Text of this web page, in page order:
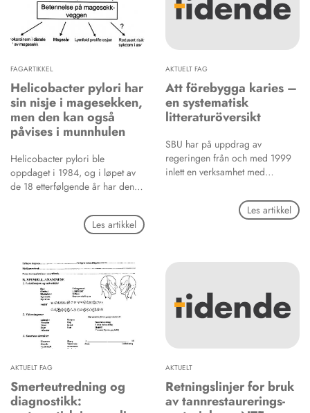
FAGARTIKKEL
Helicobacter pylori har
sin nisje i magesekken,
men den kan også
påvises i munnhulen
Helicobacter pylori ble
oppdaget i 1984, og i løpet av
de 18 etterfølgende år har denne
veien fra å ­være fullstendig
ukjent til å bli en mikrobiell
har H. pylori i magesekken, men
de aller fleste infiserte har den
som ufarlig blindpassasjer, of­
test gjennom ­hele livet. Samtidig
er bakterien tilkjent rollen som
den viktigste årsaken til magesår
og den utgjør også en viktig
risikofaktor for utvikling av
magekreft. H. pylori har derfor
fått stor oppmerksomhet. I løpet
av de siste tre å­rene er det re­gi­
Les artikkel
AKTUELT FAG
Att förebygga karies –
en systematisk
litteraturöversikt
SBU har på uppdrag av
regeringen från och med 1999
inlett en verksamhet med
inom tandvårdens område.
Tidigare rapporter är: «Behov av
Les artikkel
AKTUELT FAG
Smerteutredning og
diagnostikk:
AKTUELT
Retningslinjer for bruk
av tannrestaurerings­